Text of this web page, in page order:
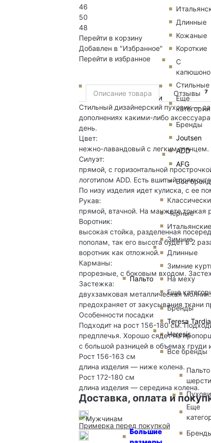
Мужчинам
Пуховики
Длинные
Кожаные
Короткие
С
Стильные
Еще
категории
Бренды
Joutsen
ADD
AFG
Все
Пальто
Черные
Итальянские
Зимние
Длинные
Зимние
На меху
Еще
Бренды
Teresa Tardia
Heresis
Все бренды
Большие
шерсти
Еще
46
50
48
Перейти в корзину
Добавлен в "Избранное"
Перейти в избранное
Описание товара Отзывы 7
Стильный дизайнерский пуховик —
дополнениях какими-либо
день.
Цвет:
нежно-лавандовый с легким глянцем.
Силуэт:
прямой, с горизонтальной
логотипом ADD. Есть вшитый
По низу изделия идет кулиска, с ее
Рукав:
прямой, втачной. На манжете тонкая
Воротник:
высокая стойка, разделенная
пополам, так его высота будет в 2
воротник как отложной.
Карманы:
прорезные, с боковым входом.
Застежка:
двухзамковая металлическая
предохраняет от закусывания ткани
Особенности посадки
Подходит на рост 156-180 см.
предплечья. Хорошо сядет на
с большой разницей в объемах груди
Рост 156-163 см
длина изделия — ниже колена.
Рост 172-180 см
длина изделия — середина колена.
Доставка, оплата и
Примерка перед покупкой